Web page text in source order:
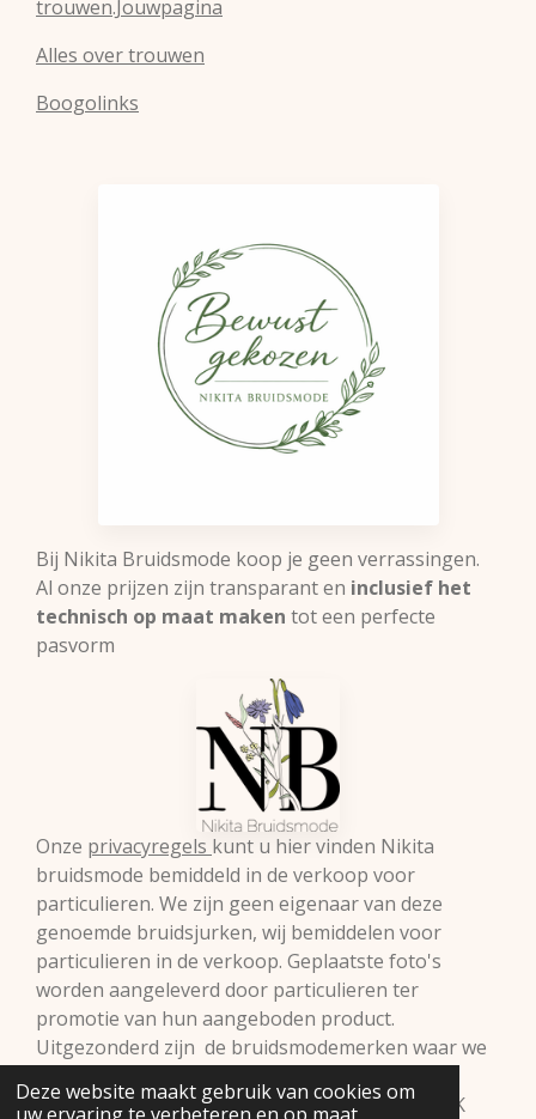
Deze website maakt gebruik van cookies om
trouwen.Jouwpagina
Alles over trouwen
Boogolinks
Bij Nikita Bruidsmode koop je geen verrassingen.
Al onze prijzen zijn transparant en inclusief het
technisch op maat maken tot een perfecte
pasvorm
Onze privacyregels kunt u hier vinden Nikita
bruidsmode bemiddeld in de verkoop voor
particulieren. We zijn geen eigenaar van deze
genoemde bruidsjurken, wij bemiddelen voor
particulieren in de verkoop. Geplaatste foto's
worden aangeleverd door particulieren ter
promotie van hun aangeboden product.
Uitgezonderd zijn de bruidsmodemerken waar we
voorbehoud.© 2009 Nikita Bruidsmode B.V. KVK